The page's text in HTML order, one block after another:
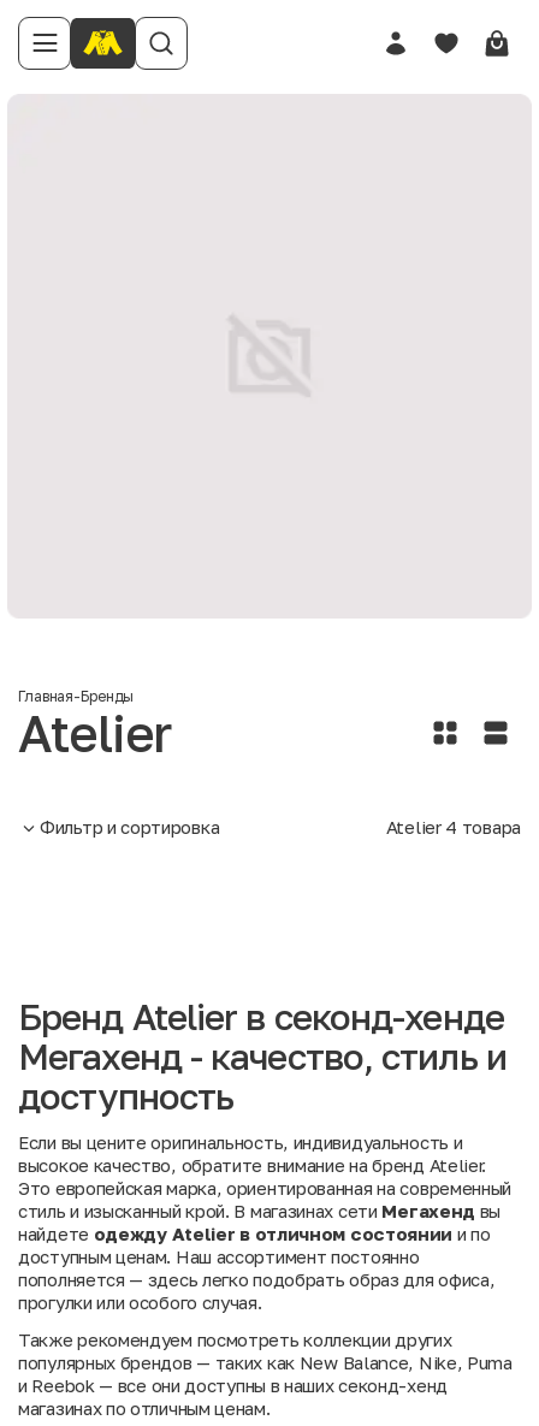
Главная-Бренды
Atelier
Фильтр и сортировка Atelier 4 товара
Бренд Atelier в секонд-хенде
Мегахенд - качество, стиль и
доступность
Если вы цените оригинальность, индивидуальность и
высокое качество, обратите внимание на бренд Atelier.
Это европейская марка, ориентированная на современный
стиль и изысканный крой. В магазинах сети Мегахенд вы
найдете одежду Atelier в отличном состоянии и по
доступным ценам. Наш ассортимент постоянно
пополняется — здесь легко подобрать образ для офиса,
прогулки или особого случая.
Также рекомендуем посмотреть коллекции других
популярных брендов — таких как New Balance, Nike, Puma
и Reebok — все они доступны в наших секонд-хенд
магазинах по отличным ценам.